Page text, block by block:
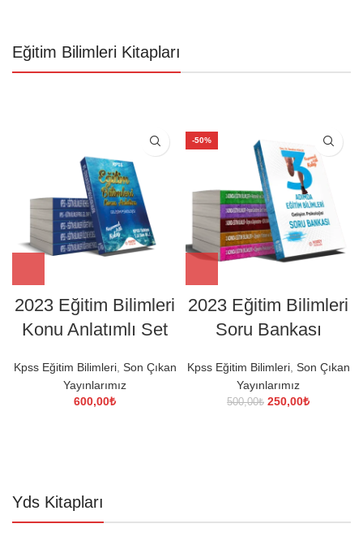
Eğitim Bilimleri Kitapları
2023 Eğitim Bilimleri
Konu Anlatımlı Set
Kpss Eğitim Bilimleri, Son Çıkan
Yayınlarımız
600,00₺
-50%
2023 Eğitim Bilimleri
Soru Bankası
Kpss Eğitim Bilimleri, Son Çıkan
Yayınlarımız
500,00₺ Orijinal
250,00₺Şu
Yds Kitapları